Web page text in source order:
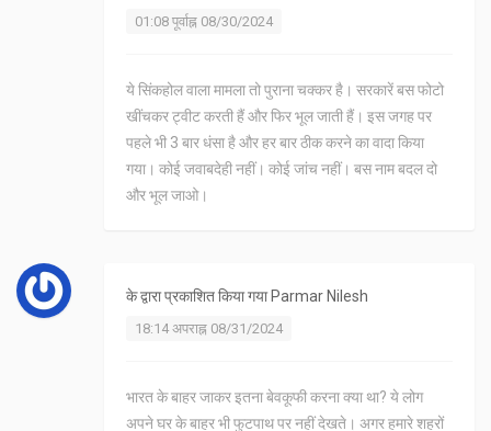
01:08 पूर्वाह्न 08/30/2024
ये सिंकहोल वाला मामला तो पुराना चक्कर है। सरकारें बस फोटो
खींचकर ट्वीट करती हैं और फिर भूल जाती हैं। इस जगह पर
पहले भी 3 बार धंसा है और हर बार ठीक करने का वादा किया
गया। कोई जवाबदेही नहीं। कोई जांच नहीं। बस नाम बदल दो
और भूल जाओ।
के द्वारा प्रकाशित किया गया Parmar Nilesh
18:14 अपराह्न 08/31/2024
भारत के बाहर जाकर इतना बेवकूफी करना क्या था? ये लोग
अपने घर के बाहर भी फुटपाथ पर नहीं देखते। अगर हमारे शहरों